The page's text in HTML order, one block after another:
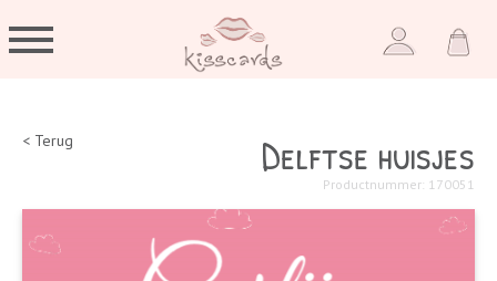
< Terug Delftse huisjes
Productnummer: 170051